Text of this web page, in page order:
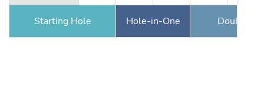
Starting Hole Hole-in-One Double